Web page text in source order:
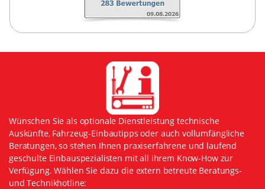
Wünschen Sie als optionale Dienstleistung technische
Auskünfte, Fahrzeug-Einbautipps oder auch vollumfängliche
Beratungen, so stehen Ihnen praxiserfahrene und laufend
geschulte Einbauspezialisten mit all ihrem Know-How zur
Verfügung. Wählen Sie dazu die extern betreute Beratungs-
und Technikhotline: